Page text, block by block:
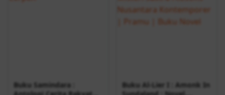
Buku Samindara :
Buku Al-Lier I : Amonk In